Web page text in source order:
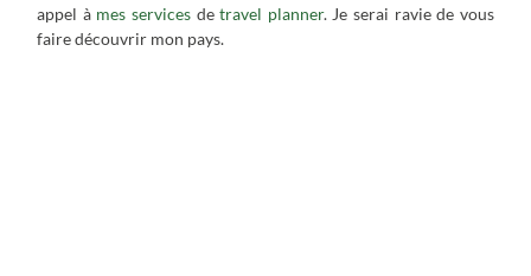
appel àmes servicesdetravel planner. Je serai ravie de vous
faire découvrir mon pays.